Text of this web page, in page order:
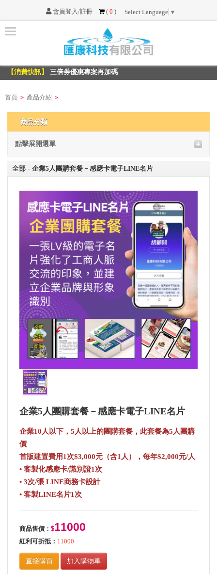
會員登入/註冊 ( 0 ) Select Language ▼
首
頁
新
息
三倍券優惠專案再加碼
【消費快訊】
三倍券優惠專案再加碼
首頁 > 產品介紹 >
商品分類
點擊展開選單
全部 - 企業5人團購套餐－感應卡電子LINE名片
企業5人團購套餐－感應卡電子LINE名片
企業10人以下，5人以上的團購套餐，此套餐為5人團購
價
首版建置費用1次$3,000元（含1人），每年$2,000元/人
• 客製化感應卡/識別證1次
• 3次/張 LINE商務卡設計
• 客製LINE名片1次
商品售價： $11000
紅利可折抵： 11000
直接購買 加入購物車